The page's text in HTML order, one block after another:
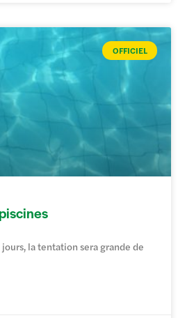
OFFICIEL
la tentation sera grande de